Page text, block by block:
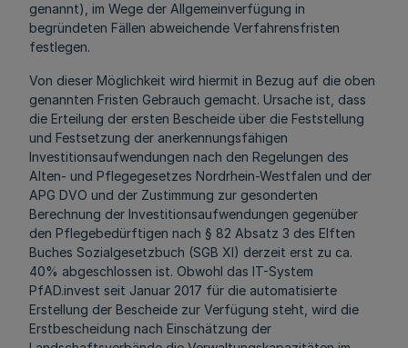
genannt), im Wege der Allgemeinverfügung in
begründeten Fällen abweichende Verfahrensfristen
festlegen.
Von dieser Möglichkeit wird hiermit in Bezug auf die oben
genannten Fristen Gebrauch gemacht. Ursache ist, dass
die Erteilung der ersten Bescheide über die Feststellung
und Festsetzung der anerkennungsfähigen
Investitionsaufwendungen nach den Regelungen des
Alten- und Pflegegesetzes Nordrhein-Westfalen und der
APG DVO und der Zustimmung zur gesonderten
Berechnung der Investitionsaufwendungen gegenüber
den Pflegebedürftigen nach § 82 Absatz 3 des Elften
Buches Sozialgesetzbuch (SGB XI) derzeit erst zu ca.
40% abgeschlossen ist. Obwohl das IT-System
PfAD.invest seit Januar 2017 für die automatisierte
Erstellung der Bescheide zur Verfügung steht, wird die
Erstbescheidung nach Einschätzung der